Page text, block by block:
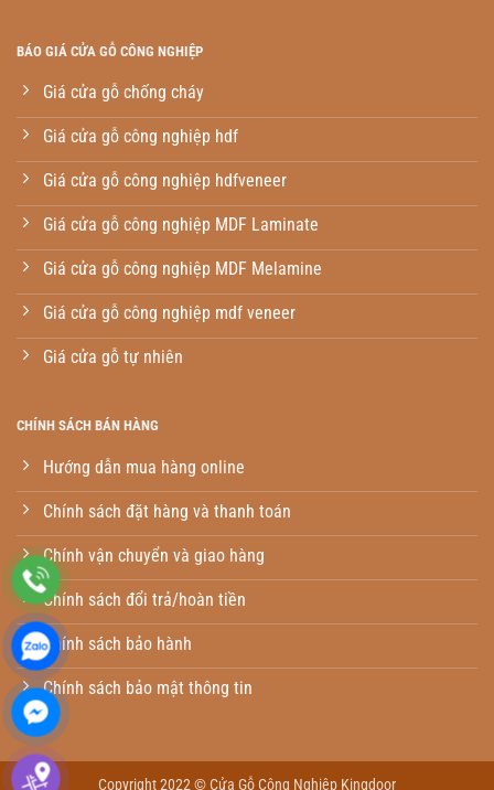
BÁO GIÁ CỬA GỖ CÔNG NGHIỆP
Giá cửa gỗ chống cháy
Giá cửa gỗ công nghiệp hdf
Giá cửa gỗ công nghiệp hdfveneer
Giá cửa gỗ công nghiệp MDF Laminate
Giá cửa gỗ công nghiệp MDF Melamine
Giá cửa gỗ công nghiệp mdf veneer
Giá cửa gỗ tự nhiên
CHÍNH SÁCH BÁN HÀNG
Hướng dẫn mua hàng online
Chính sách đặt hàng và thanh toán
Chính vận chuyển và giao hàng
Chính sách đổi trả/hoàn tiền
Chính sách bảo hành
Chính sách bảo mật thông tin
Copyright 2022 ©Cửa Gỗ Công Nghiệp Kingdoor